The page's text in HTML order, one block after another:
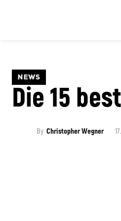
NEWS
Die 15
By Christopher Wegner